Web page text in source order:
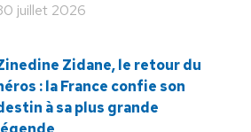
juillet 2026
Zidane, le retour du
: la France confie son
à sa plus grande